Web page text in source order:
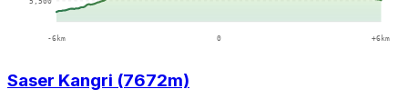
Saser Kangri (7672m)